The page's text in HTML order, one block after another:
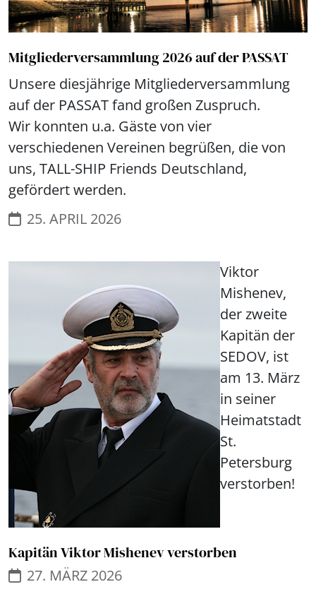
Mitgliederversammlung 2026 auf der PASSAT
Unsere diesjährige Mitgliederversammlung
auf der PASSAT fand großen Zuspruch.
Wir konnten u.a. Gäste von vier
verschiedenen Vereinen begrüßen, die von
uns, TALL-SHIP Friends Deutschland,
gefördert werden.
25. APRIL 2026
Kapitän Viktor Mishenev verstorben
Viktor
Mishenev,
der zweite
Kapitän der
SEDOV, ist
am 13. März
in seiner
Heimatstadt
St.
Petersburg
verstorben!
27. MÄRZ 2026